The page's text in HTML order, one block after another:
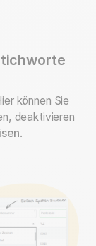
können Sie
deaktivieren
.